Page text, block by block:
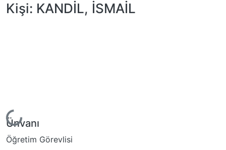
Kişi: KANDİL, İSMAİL
Ünvanı
Öğretim Görevlisi